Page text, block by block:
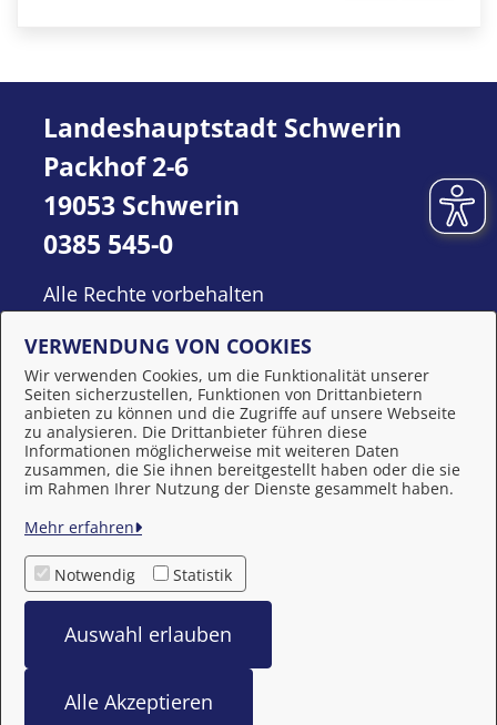
Behördennummer 115
Landeshauptstadt Schwerin
Packhof 2-6
19053 Schwerin
0385 545-0
Alle Rechte vorbehalten
Impressum
Datenschutzerklärung
Barrierefreiheit
bereitgestellt von:
VERWENDUNG VON COOKIES
Wir verwenden Cookies, um die Funktionalität unserer
Seiten sicherzustellen, Funktionen von Drittanbietern
anbieten zu können und die Zugriffe auf unsere Webseite
zu analysieren. Die Drittanbieter führen diese
Informationen möglicherweise mit weiteren Daten
zusammen, die Sie ihnen bereitgestellt haben oder die sie
im Rahmen Ihrer Nutzung der Dienste gesammelt haben.
Mehr erfahren
Notwendig Statistik
Auswahl erlauben
Alle Akzeptieren